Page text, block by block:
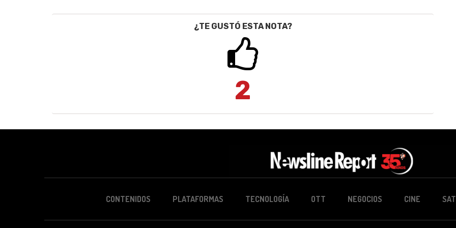
¿TE GUSTÓ ESTA NOTA?
2
CONTENIDOS PLATAFORMAS TECNOLOGÍA OTT NEGOCIOS CINE